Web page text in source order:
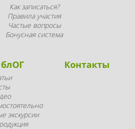
Как записаться?
Правила участия
Частые вопросы
Бонусная система
экскурсии
Контакты